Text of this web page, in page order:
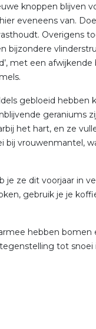
knoppen blijven
eveneens van.
Overigens
bijzondere
met een
gebloeid hebben
geraniums
het hart, en ze
bij vrouwenmantel,
je ze dit voorjaar in
gebruik je je
hebben
tot snoei